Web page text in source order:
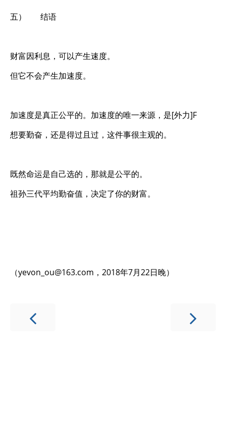
五） 结语
财富因利息，可以产生速度。
但它不会产生加速度。
加速度是真正公平的。加速度的唯一来源，是[外力]F
想要勤奋，还是得过且过，这件事很主观的。
既然命运是自己选的，那就是公平的。
祖孙三代平均勤奋值，决定了你的财富。
（yevon_ou@163.com ，2018年7月22日晚）